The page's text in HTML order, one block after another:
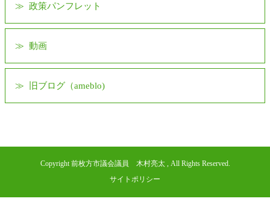
政策パンフレット
動画
旧ブログ（ameblo)
Copyright 前枚方市議会議員 木村亮太 , All Rights Reserved.
サイトポリシー